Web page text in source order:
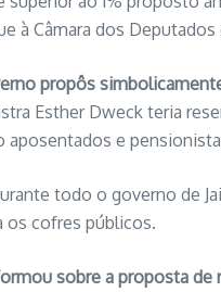
à Câmara dos
propôs
Esther Dweck teria
e
todo o governo de
os cofres públicos.
sobre a proposta